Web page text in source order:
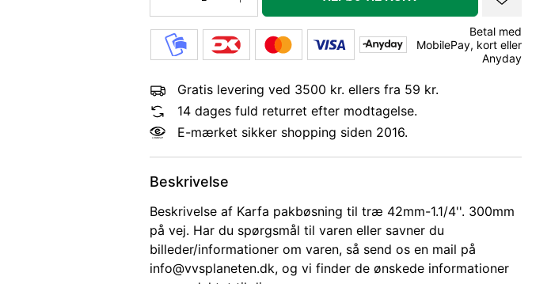
Betal med
MobilePay, kort eller
Anyday
Gratis levering ved 3500 kr. ellers fra 59 kr.
14 dages fuld returret efter modtagelse.
E-mærket sikker shopping siden 2016.
Beskrivelse
Beskrivelse af Karfa pakbøsning til træ 42mm-1.1/4''. 300mm
på vej. Har du spørgsmål til varen eller savner du
billeder/informationer om varen, så send os en mail på
info@vvsplaneten.dk, og vi finder de ønskede informationer